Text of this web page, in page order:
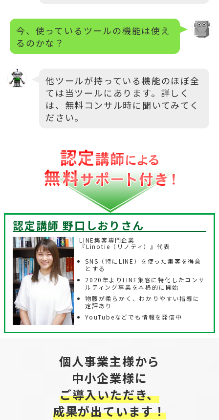
今、使っているツールの機能は使え
るのかな？
他ツールが持っている機能のほぼ全
ては当ツールにあります。詳しく
は、無料コンサル時に聞いてみてく
ださい。
認定講師 野口しおり さん
LINE集客専門企業
『Linotie（リノティ）』代表
SNS（特にLINE）を使った集客を得意
とする
2020年よりLINE集客に特化したコンサ
ルティング事業を本格的に開始
物腰が柔らかく、わかりやすい指導に
定評あり
YouTubeなどでも情報を発信中
個人事業主様から
中小企業様に
ご導入いただき、
成果が出ています！